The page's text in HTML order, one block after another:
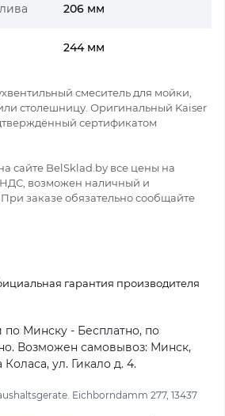
206 мм
244 мм
смеситель для мойки,
столешницу. Оригинальный Kaiser
сертификатом
сайте BelSklad.by все цены на
возможен наличный и
заказе обязательно сообщайте
гарантия производителя
по Минску - Бесплатно, по
Возможен самовывоз: Минск,
ул. Гикало д. 4.
Eichborndamm 277, 13437